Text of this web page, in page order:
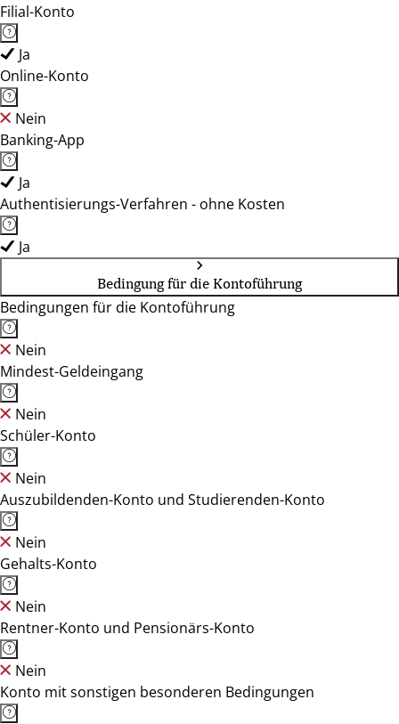
Filial-Konto
Ja
Online-Konto
Nein
Banking-App
Ja
Authentisierungs-Verfahren - ohne Kosten
Ja
Bedingung für die Kontoführung
Bedingungen für die Kontoführung
Nein
Mindest-Geldeingang
Nein
Schüler-Konto
Nein
Auszubildenden-Konto und Studierenden-Konto
Nein
Gehalts-Konto
Nein
Rentner-Konto und Pensionärs-Konto
Nein
Konto mit sonstigen besonderen Bedingungen